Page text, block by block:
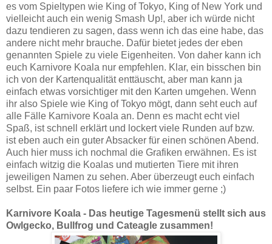
es vom Spieltypen wie King of Tokyo, King of New York und
vielleicht auch ein wenig Smash Up!, aber ich würde nicht
dazu tendieren zu sagen, dass wenn ich das eine habe, das
andere nicht mehr brauche. Dafür bietet jedes der eben
genannten Spiele zu viele Eigenheiten. Von daher kann ich
euch Karnivore Koala nur empfehlen. Klar, ein bisschen bin
ich von der Kartenqualität enttäuscht, aber man kann ja
einfach etwas vorsichtiger mit den Karten umgehen. Wenn
ihr also Spiele wie King of Tokyo mögt, dann seht euch auf
alle Fälle Karnivore Koala an. Denn es macht echt viel
Spaß, ist schnell erklärt und lockert viele Runden auf bzw.
ist eben auch ein guter Absacker für einen schönen Abend.
Auch hier muss ich nochmal die Grafiken erwähnen. Es ist
einfach witzig die Koalas und mutierten Tiere mit ihren
jeweiligen Namen zu sehen. Aber überzeugt euch einfach
selbst. Ein paar Fotos liefere ich wie immer gerne ;)
Karnivore Koala - Das heutige Tagesmenü stellt sich aus
Owlgecko, Bullfrog und Cateagle zusammen!